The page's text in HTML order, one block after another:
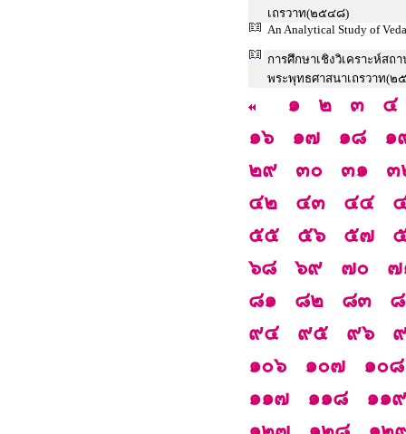
เถรวาท(๒๕๔๘)
An Analytical Study of
การศึกษาเชิงวิเคราะห์ส
พระพุทธศาสนาเถรวาท(๒
๑ ๒ ๓
๔
๑๖
๑๗ ๑๘
๑
๒๙
๓๐ ๓๑
๓
๔๒
๔๓ ๔๔
๕๕
๕๖ ๕๗
๖๘
๖๙ ๗๐
๗
๘๑
๘๒ ๘๓
๙๔
๙๕ ๙๖
๑๐๖
๑๐๗
๑๐๘
๑๑๗
๑๑๘
๑๑๙